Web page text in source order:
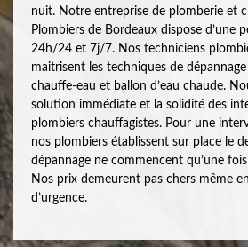
nuit. Notre entreprise de plomberie et
Plombiers de Bordeaux dispose d’une
24h/24 et 7j/7. Nos techniciens
maitrisent les techniques de
chauffe-eau et ballon d’eau chaude.
solution immédiate et la solidité des
plombiers chauffagistes. Pour une
nos plombiers établissent sur place le
dépannage ne commencent qu’une
Nos prix demeurent pas chers même
d’urgence.